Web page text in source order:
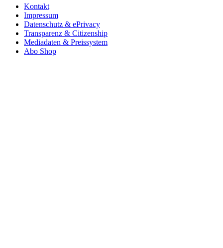
Kontakt
Impressum
Datenschutz & ePrivacy
Transparenz & Citizenship
Mediadaten & Preissystem
Abo Shop